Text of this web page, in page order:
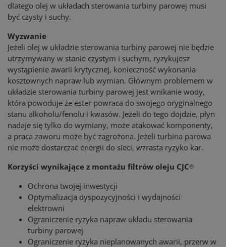
dlatego olej w układach sterowania turbiny parowej musi
być czysty i suchy.
Wyzwanie
Jeżeli olej w układzie sterowania turbiny parowej nie będzie
utrzymywany w stanie czystym i suchym, ryzykujesz
wystąpienie awarii krytycznej, konieczność wykonania
kosztownych napraw lub wymian. Głównym problemem w
układzie sterowania turbiny parowej jest wnikanie wody,
która powoduje że ester powraca do swojego oryginalnego
stanu alkoholu/fenolu i kwasów. Jeżeli do tego dojdzie, płyn
nadaje się tylko do wymiany, może atakować komponenty,
a praca zaworu może być zagrożona. Jeżeli turbina parowa
nie może dostarczać energii do sieci, wzrasta ryzyko kar.
Korzyści wynikające z montażu filtrów oleju CJC®
Ochrona twojej inwestycji
Optymalizacja dyspozycyjności i wydajności
elektrowni
Ograniczenie ryzyka napraw układu sterowania
turbiny parowej
Ograniczenie ryzyka nieplanowanych awarii, przerw w